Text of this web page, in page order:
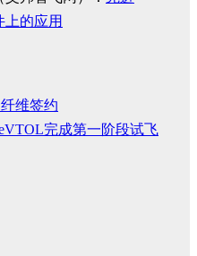
的应用
维签约
完成第一阶段试飞